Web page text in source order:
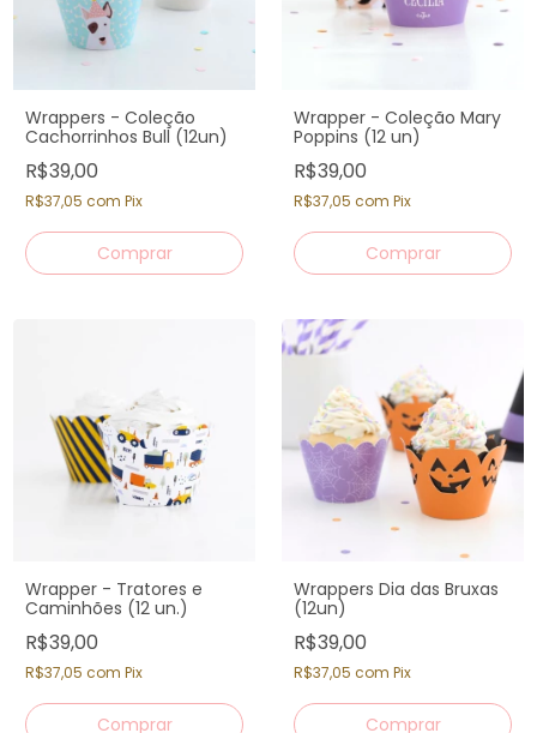
Wrappers - Coleção
Cachorrinhos Bull (12un)
R$39,00
R$37,05 com Pix
Wrapper - Coleção Mary
Poppins (12 un)
R$39,00
R$37,05 com Pix
Wrapper - Tratores e
Caminhões (12 un.)
R$39,00
R$37,05 com Pix
Wrappers Dia das Bruxas
(12un)
R$39,00
R$37,05 com Pix